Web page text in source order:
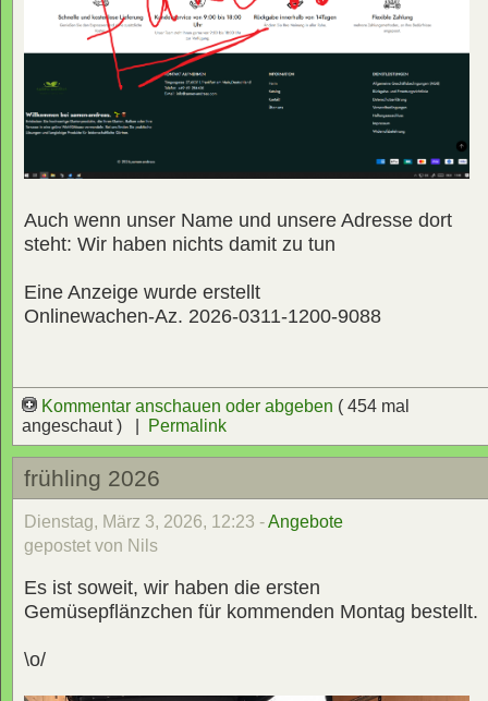
Auch wenn unser Name und unsere Adresse dort
steht: Wir haben nichts damit zu tun
Eine Anzeige wurde erstellt
Onlinewachen-Az. 2026-0311-1200-9088
Kommentar anschauen oder abgeben ( 454 mal
angeschaut ) |
Permalink
frühling 2026
Dienstag, März 3, 2026, 12:23 -Angebote
gepostet von Nils
Es ist soweit, wir haben die ersten
Gemüsepflänzchen für kommenden Montag bestellt.
\o/